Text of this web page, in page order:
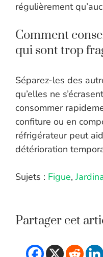
régulièrement
Comment
qui sont trop
Séparez-les des
qu’elles ne
consommer
confiture ou en
réfrigérateur peut
détérioration
Sujets : Figue,
Partager cet